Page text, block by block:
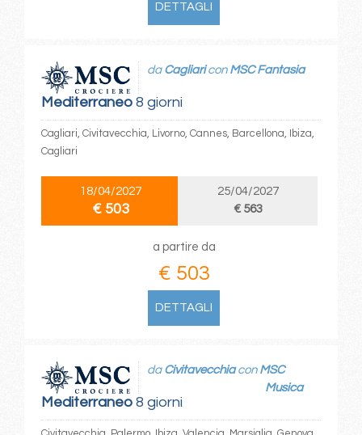
DETTAGLI
Mediterraneo8 giorni
da Cagliaricon MSC Fantasia
Cagliari, Civitavecchia, Livorno, Cannes, Barcellona, Ibiza,
Cagliari
18/04/2027
€ 503
25/04/2027
€ 563
a partire da
€ 503
DETTAGLI
Mediterraneo8 giorni
da Civitavecchiacon MSC
Musica